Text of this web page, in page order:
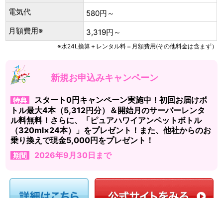
電気代
580円～
月額費用※
3,319円～
※水24L換算＋レンタル料＝月額費用(その他料金は含まず）
新規お申込みキャンペーン
特典
スタート0円キャンペーン実施中！初回お届けボ
トル最大4本（5,312円分）＆開始月のサーバーレンタ
ル料無料！さらに、「ピュアハワイアンペットボトル
（320ml×24本）」をプレゼント！また、他社からのお
乗り換えで現金5,000円をプレゼント！
期間 2026年9月30日まで